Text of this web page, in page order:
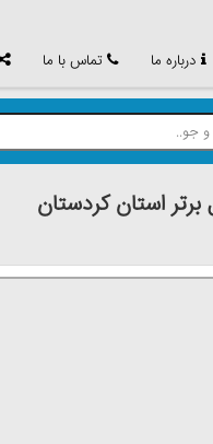
درباره ما تماس با ما
استان كردستان